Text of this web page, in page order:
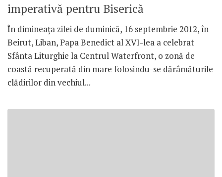
imperativă pentru Biserică
În dimineaţa zilei de duminică, 16 septembrie 2012, în
Beirut, Liban, Papa Benedict al XVI-lea a celebrat
Sfânta Liturghie la Centrul Waterfront, o zonă de
coastă recuperată din mare folosindu-se dărâmăturile
clădirilor din vechiul...